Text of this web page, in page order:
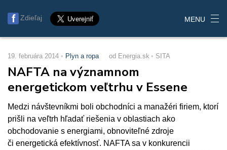
Zdieľaj MENU
19. februára 2014 Plyn a ropa od Energia.sk SITA
NAFTA na významnom
energetickom veľtrhu v Essene
Medzi návštevníkmi boli obchodníci a manažéri firiem, ktorí
prišli na veľtrh hľadať riešenia v oblastiach ako
obchodovanie s energiami, obnoviteľné zdroje
či energetická efektívnosť. NAFTA sa v konkurencii